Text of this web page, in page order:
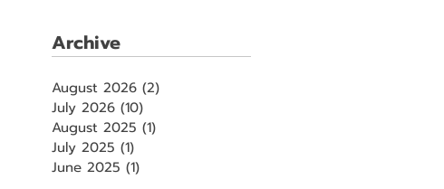
Archive
August 2026 (2)
July 2026 (10)
August 2025 (1)
July 2025 (1)
June 2025 (1)